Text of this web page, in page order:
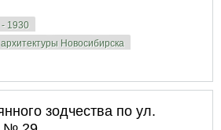
- 1930
Новосибирска
зодчества по ул.